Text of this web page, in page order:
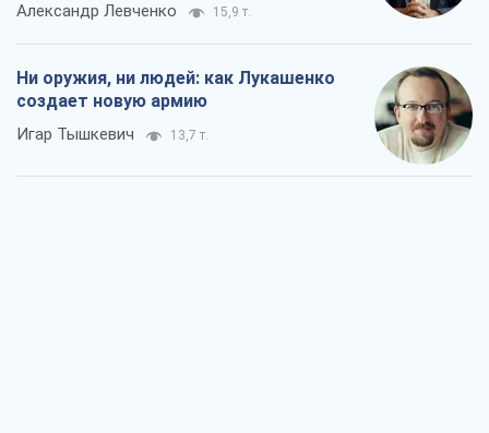
Александр Левченко 15,9 т.
Ни оружия, ни людей: как Лукашенко
создает новую армию
Игар Тышкевич 13,7 т.